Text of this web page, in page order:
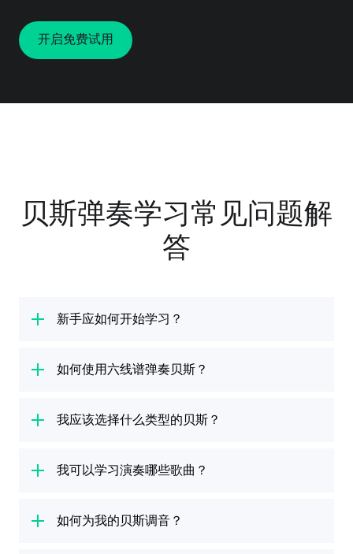
开启免费试用
贝斯弹奏学习常见问题解
答
新手应如何开始学习？
需要认识贝斯的各个部位，熟悉贝斯琴弦，并学
弹奏技巧。我们还提供缤纷主题课程，帮助您学
南，开启您的学习之旅吧。
如何使用六线谱弹奏贝斯？
能，贝斯六线谱则能助您轻松学习弹奏心爱的曲
弦位于最下方，最高音 G 弦位于最上方。为使
六线谱模式，而是使用不同颜色指示应该用按弦
我应该选择什么类型的贝斯？
和偏好选择正确的贝斯类型。若您想将贝斯与您
达到相同效果。您可参考 Yousician
我可以学习演奏哪些歌曲？
曲，涵盖摇滚、放克、流行、乡村等缤纷音乐类
如何为我的贝斯调音？